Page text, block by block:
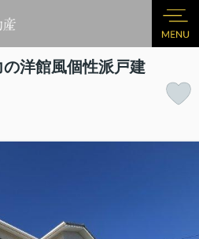
洋館風個性派戸建